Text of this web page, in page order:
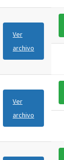
Ver
archivo
Ver
archivo